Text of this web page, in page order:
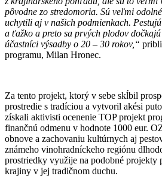
pôvodne zo stredomoria. Sú veľmi
uchytili aj v našich podmienkach.
a ťažko a preto sa prvých plodov
účastníci výsadby o 20 – 30 rokov,“
programu, Milan Hronec.
Za tento projekt, ktorý v sebe skĺbil
prostredie s tradíciou a vytvoril akési
získali aktivisti ocenenie TOP projekt
finančnú odmenu v hodnote 1000 eur.
obnove a zachovaniu kultúrnych aj
známeho vinohradníckeho regiónu
prostriedky využije na podobné projekty
krajiny v jej tradičnom duchu.